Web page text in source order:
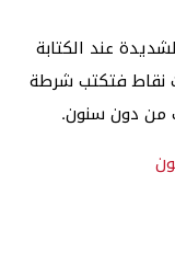
عند الكتابة
نقاط فتكتب شرطة
من دون سنون.